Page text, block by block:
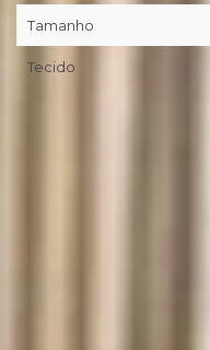
Tamanho
Tecido